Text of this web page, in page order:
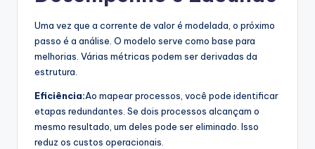
Uma vez que a corrente de valor é modelada, o próximo
passo é a análise. O modelo serve como base para
melhorias. Várias métricas podem ser derivadas da
estrutura.
Eficiência:Ao mapear processos, você pode identificar
etapas redundantes. Se dois processos alcançam o
mesmo resultado, um deles pode ser eliminado. Isso
reduz os custos operacionais.